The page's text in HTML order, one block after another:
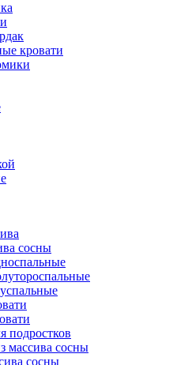
кровати
сосны
подростков
массива сосны
сосны